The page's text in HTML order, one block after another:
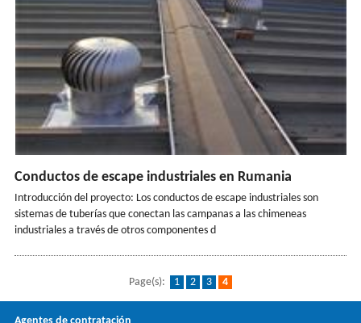
Conductos de escape industriales en Rumania
Introducción del proyecto: Los conductos de escape industriales son
sistemas de tuberías que conectan las campanas a las chimeneas
industriales a través de otros componentes d
Page(s): 1 2 3 4